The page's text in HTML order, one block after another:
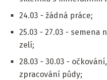
24.03 - žádná práce;
25.03 - 27.03 - semena
zelí;
28.03 - 30.03 -
zpracování půdy;